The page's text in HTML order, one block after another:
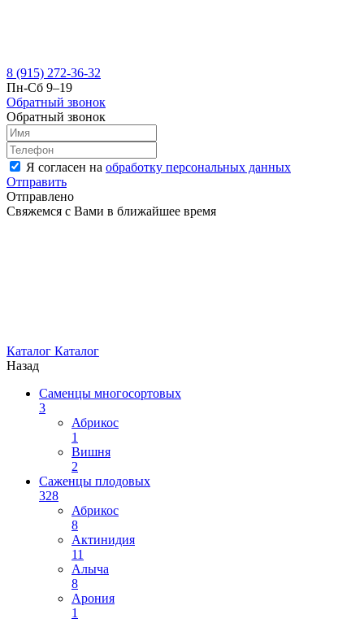
8 (915) 272-36-32
Пн-Сб 9–19
Обратный звонок
Обратный звонок
Я согласен на обработку персональных данных
Отправить
Отправлено
Свяжемся с Вами в ближайшее время
Каталог Каталог
Назад
Саменцы многосортовых
3
Абрикос
1
Вишня
2
Саженцы плодовых
328
Абрикос
8
Актинидия
11
Алыча
8
Арония
1